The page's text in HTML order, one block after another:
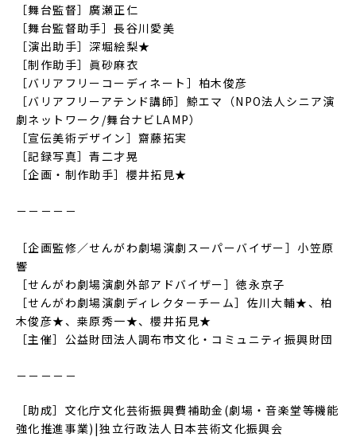
［舞台監督］廣瀬正仁
［舞台監督助手］長谷川愛美
［演出助手］深堀絵梨★
［制作助手］眞砂麻衣
［バリアフリーコーディネート］柏木俊彦
［バリアフリーアテンド講師］鯨エマ（NPO法人シニア演
劇ネットワーク/舞台ナビLAMP）
［宣伝美術デザイン］齋藤拓実
［記録写真］青二才晃
［企画・制作助手］櫻井拓見★
－－－－－
［企画監修／せんがわ劇場演劇スーパーバイザー］小笠原
響
［せんがわ劇場演劇外部アドバイザー］徳永京子
［せんがわ劇場演劇ディレクターチーム］佐川大輔★、柏
木俊彦★、桒原秀一★、櫻井拓見★
［主催］公益財団法人調布市文化・コミュニティ振興財団
－－－－－
［助成］文化庁文化芸術振興費補助金(劇場・音楽堂等機能
強化推進事業)|独立行政法人日本芸術文化振興会